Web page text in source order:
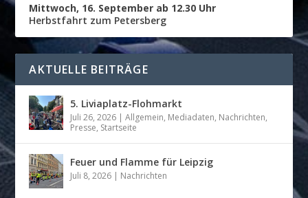
Mittwoch, 16. September ab 12.30 Uhr
Herbstfahrt zum Petersberg
AKTUELLE BEITRÄGE
5. Liviaplatz-Flohmarkt
Juli 26, 2026 |Allgemein, Mediadaten, Nachrichten,
Presse, Startseite
Feuer und Flamme für Leipzig
Juli 8, 2026 | Nachrichten